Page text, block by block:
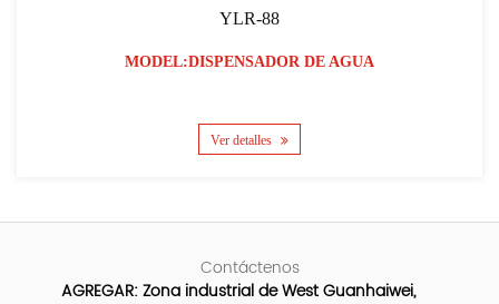
YLR-88
MODEL:DISPENSADOR DE AGUA
Ver detalles
Contáctenos
AGREGAR: Zona industrial de West Guanhaiwei,